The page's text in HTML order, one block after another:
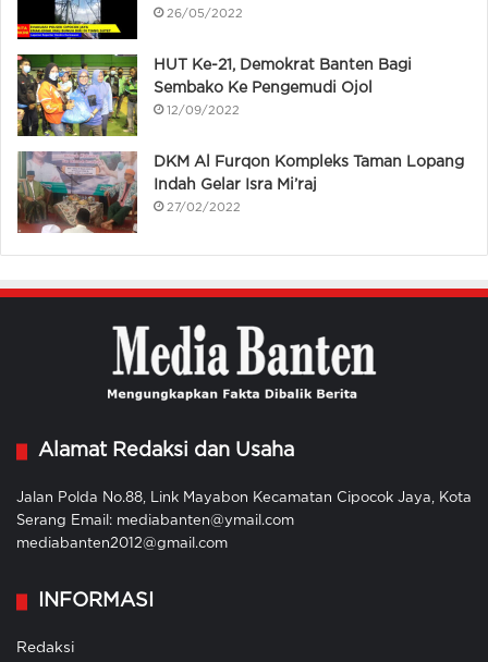
26/05/2022
HUT Ke-21, Demokrat Banten Bagi
Sembako Ke Pengemudi Ojol
12/09/2022
DKM Al Furqon Kompleks Taman Lopang
Indah Gelar Isra Mi’raj
27/02/2022
Alamat Redaksi dan Usaha
Jalan Polda No.88, Link Mayabon Kecamatan Cipocok Jaya, Kota
Serang Email: mediabanten@ymail.com
mediabanten2012@gmail.com
INFORMASI
Redaksi